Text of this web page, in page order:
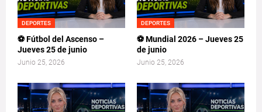
DEPORTES
⚽ Fútbol del Ascenso –
Jueves 25 de junio
Junio 25, 2026
DEPORTES
⚽ Mundial 2026 – Jueves 25
de junio
Junio 25, 2026